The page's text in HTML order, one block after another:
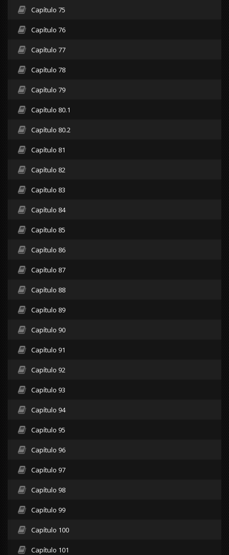
Capítulo 75
Capítulo 76
Capítulo 77
Capítulo 78
Capítulo 79
Capítulo 80.1
Capítulo 80.2
Capítulo 81
Capítulo 82
Capítulo 83
Capítulo 84
Capítulo 85
Capítulo 86
Capítulo 87
Capítulo 88
Capítulo 89
Capítulo 90
Capítulo 91
Capítulo 92
Capítulo 93
Capítulo 94
Capítulo 95
Capítulo 96
Capítulo 97
Capítulo 98
Capítulo 99
Capítulo 100
Capítulo 101